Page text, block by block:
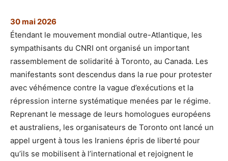
30 mai 2026
Étendant le mouvement mondial outre-Atlantique, les
sympathisants du CNRI ont organisé un important
rassemblement de solidarité à Toronto, au Canada. Les
manifestants sont descendus dans la rue pour protester
avec véhémence contre la vague d’exécutions et la
répression interne systématique menées par le régime.
Reprenant le message de leurs homologues européens
et australiens, les organisateurs de Toronto ont lancé un
appel urgent à tous les Iraniens épris de liberté pour
qu’ils se mobilisent à l’international et rejoignent le